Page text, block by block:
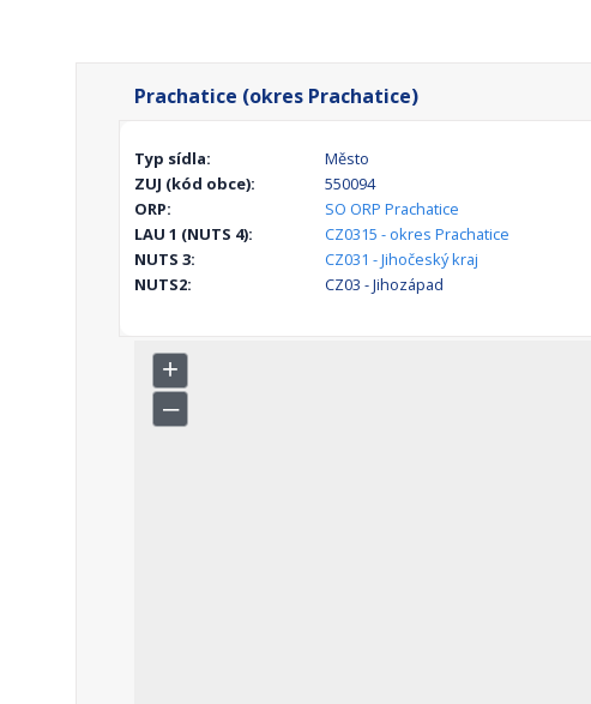
Prachatice (okres Prachatice)
Typ sídla:
Město
ZUJ (kód obce):
550094
ORP:
SO ORP Prachatice
LAU 1 (NUTS 4):
CZ0315 - okres Prachatice
NUTS 3:
CZ031 - Jihočeský kraj
NUTS2:
CZ03 - Jihozápad